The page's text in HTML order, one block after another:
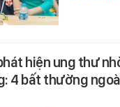
hiện ung thư
4 bất thường